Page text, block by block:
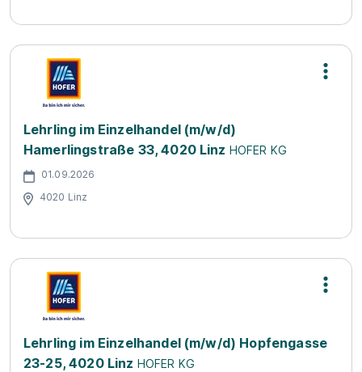
Lehrling im Einzelhandel (m/w/d)
Hamerlingstraße 33, 4020 Linz HOFER KG
01.09.2026
4020 Linz
Lehrling im Einzelhandel (m/w/d) Hopfengasse
23-25, 4020 Linz HOFER KG